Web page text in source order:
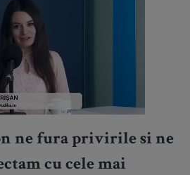
ne fura privirile si ne
cu cele mai